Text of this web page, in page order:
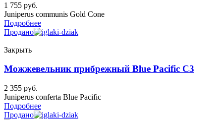
1 755 руб.
Juniperus communis Gold Cone
Подробнее
Продано
Закрыть
Можжевельник прибрежный Blue Pacific C3
2 355 руб.
Juniperus conferta Blue Pacific
Подробнее
Продано